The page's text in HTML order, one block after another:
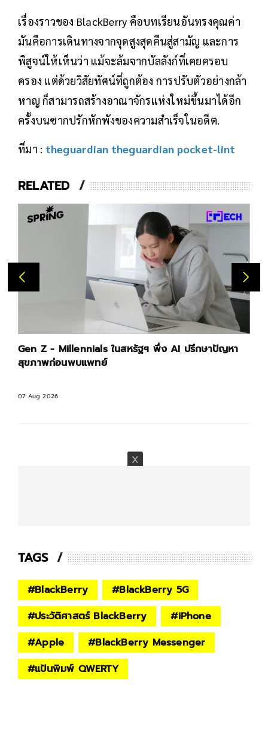
เรื่องราวของ BlackBerry คือบทเรียนอันทรงคุณค่า
มันคือการเดินทางจากจุดสูงสุดคืนสู่สามัญ และการ
พิสูจน์ให้เห็นว่า แม้จะล้มจากบัลลังก์ที่เคยครอบ
ครอง แต่ด้วยวิสัยทัศน์ที่ถูกต้อง การปรับตัวอย่างกล้า
หาญ ก็สามารถสร้างอาณาจักรแห่งใหม่ขึ้นมาได้อีก
ครั้งบนซากปรักหักพังของความสำเร็จในอดีต.
ที่มา : theguardian theguardian pocket-lint
RELATED
Gen Z - Millennials ในสหรัฐฯ พึ่ง AI ปรึกษาปัญหา
สุขภาพก่อนพบแพทย์
07 Aug 2026
TAGS
#BlackBerry #BlackBerry 5G
#ประวัติศาสตร์ BlackBerry #iPhone
#Apple #BlackBerry Messenger
#แป้นพิมพ์ QWERTY